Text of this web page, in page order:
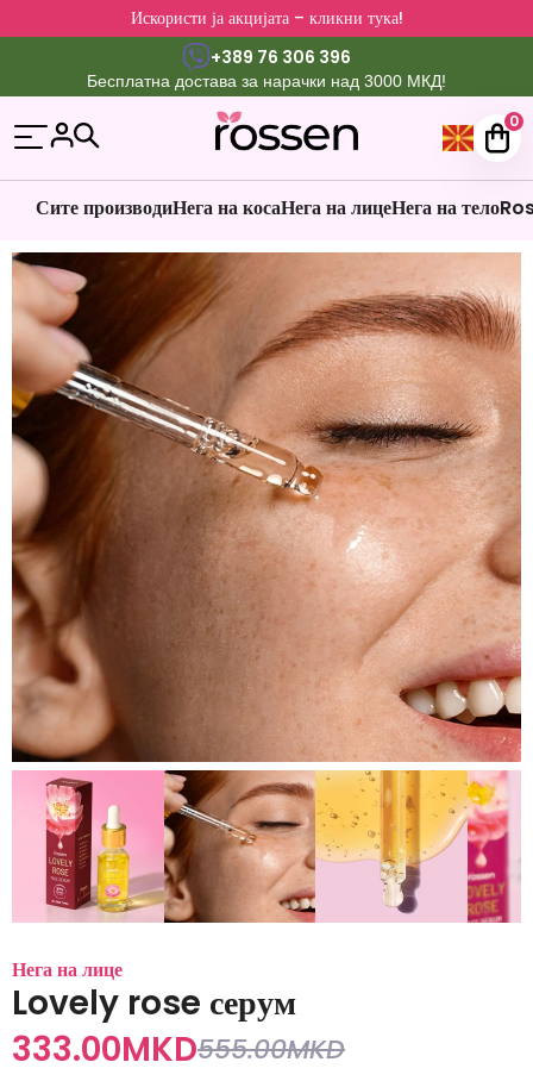
Искористи ја акцијата – кликни тука!
+389 76 306 396
Бесплатна достава за нарачки над 3000 МКД!
0
Сите производиНега на косаНега на лицеНега на тело
Нега на лице
Lovely rose серум
333.00MKD555.00MKD